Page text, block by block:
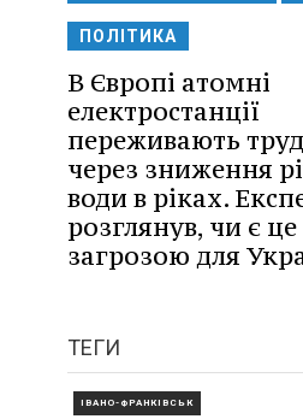
ПОЛІТИКА
В Європі атомні
електростанції
переживають
через зниження
води в ріках.
розглянув, чи є це
загрозою для
ТЕГИ
ІВАНО-ФРАНКІВСЬК